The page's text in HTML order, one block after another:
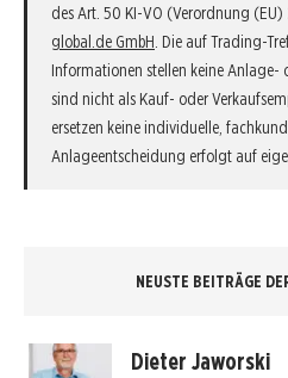
des Art. 50 KI-VO (Verordnung
global.de GmbH . Die auf Trading-
Informationen stellen keine
sind nicht als Kauf- oder
ersetzen keine individuelle,
Anlageentscheidung erfolgt auf
NEUSTE BEITRÄGE
Dieter Jaworski